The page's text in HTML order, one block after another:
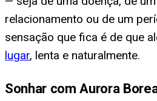
relacionamento ou de um
sensação que fica é de que
lugar, lenta e naturalmente.
Sonhar com Aurora